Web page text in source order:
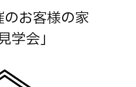
お客様の家
学会」